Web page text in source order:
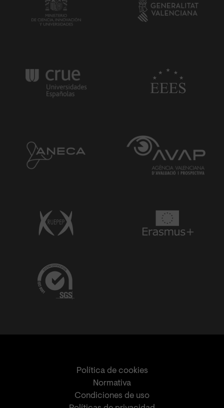
Política de cookies
Normativa
Condiciones de uso